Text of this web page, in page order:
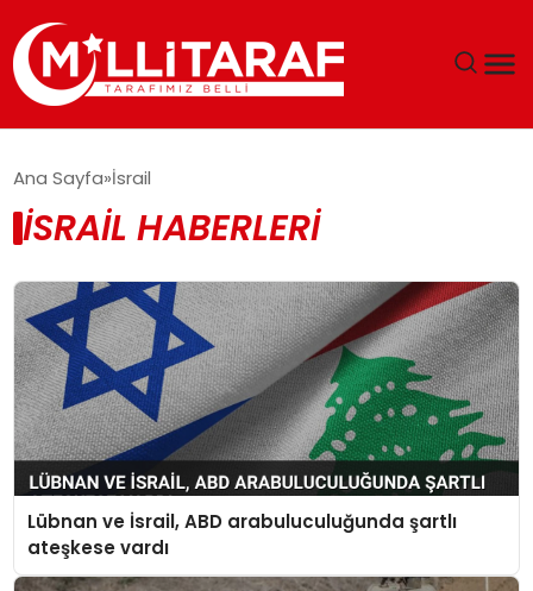
ÖZEL SAYFALAR
TEKNOLOJI
EKONOMI
SPOR
SIYASET
MAGAZIN
Ana Sayfa İsrail
İSRAIL HABERLERI
Lübnan ve İsrail, ABD arabuluculuğunda şartlı
ateşkese vardı